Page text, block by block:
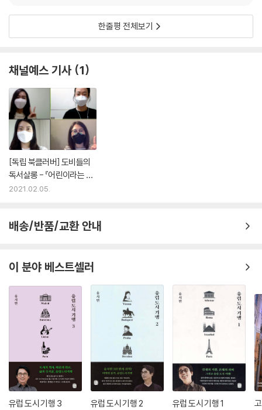
한줄평 전체보기
채널예스 기사 1
[독립 북클러버] 도비들의
독서살롱 - 『어린이라는 세
계』 외
2021.02.05.
배송/반품/교환 안내
이 분야 베스트셀러
유럽 도시 기행 3 유럽 도시 기행 2 유럽 도시 기행 1